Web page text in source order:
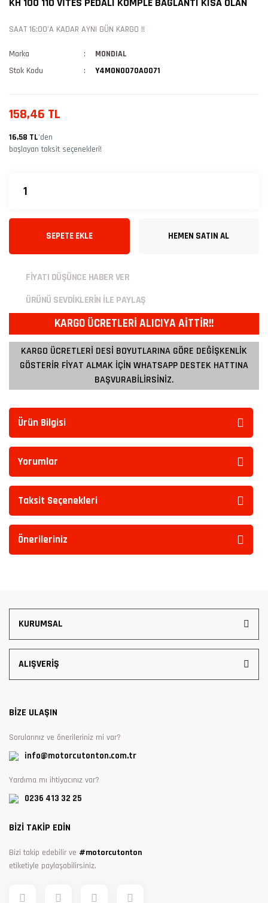
SAAT 16:00'A KADAR AYNI GÜN KARGO !!
Marka
MONDIAL
Stok Kodu
Y4MON0070A0071
158,46 TL
16,58 TL’den
başlayan taksit seçenekleri!
SEPETE EKLE HEMEN SATIN AL
FİYATI DÜŞÜNCE HABER VER
ÜRÜNÜ SEVDİKLERİN İLE PAYLAŞ
KARGO ÜCRETLERİ ALICIYA AİTTİR!!
KARGO ÜCRETLERİ DESİ BOYUTLARINA GÖRE DEĞİŞKENLİK
GÖSTERİR FİYAT ALMAK İÇİN WHATSAPP DESTEK HATTINA
BAŞVURABİLİRSİNİZ.
Ürün Bilgisi
Yorumlar
Taksit Seçenekleri
Önerileriniz
KURUMSAL
ALIŞVERİŞ
BİZE ULAŞIN
Sorularınız ve önerileriniz mi var?
info@motorcutonton.com.tr
Yardıma mı ihtiyacınız var?
0236 413 32 25
BİZİ TAKİP EDİN
Bizi takip edebilir ve #motorcutonton
etiketiyle paylaşabilirsiniz.